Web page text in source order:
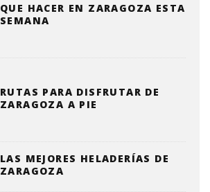
QUE HACER EN ZARAGOZA ESTA
SEMANA
RUTAS PARA DISFRUTAR DE
ZARAGOZA A PIE
LAS MEJORES HELADERÍAS DE
ZARAGOZA